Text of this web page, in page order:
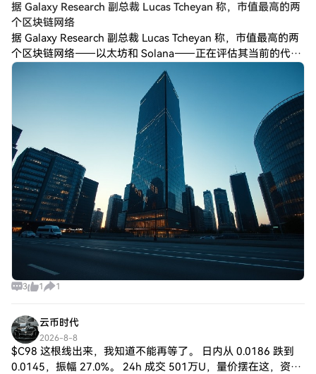
据 Galaxy Research 副总裁 Lucas Tcheyan 称，市值最高的两
个区块链网络
据 Galaxy Research 副总裁 Lucas Tcheyan 称，市值最高的两
个区块链网络——以太坊和 Solana——正在评估其当前的代币
发行政策是否仍然有利于网络安全和市场长期健康发展。
3 1 1
云币时代
2026-8-8
$C98 这根线出来，我知道不能再等了。 日内从 0.0186 跌到
0.0145，振幅 27.0%。 24h 成交 501万U，量价摆在这，资金